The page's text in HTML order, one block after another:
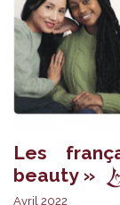
Les
beauty »
Avril 2022